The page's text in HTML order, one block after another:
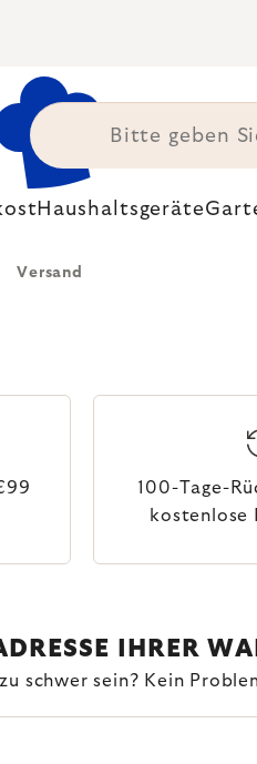
Haushaltsgeräte
Versand
100-Tage-
kostenlose
IHRER
schwer sein? Kein